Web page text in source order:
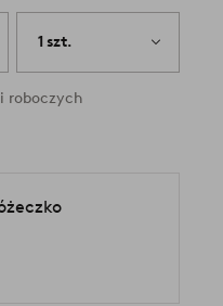
1 szt.
roboczych